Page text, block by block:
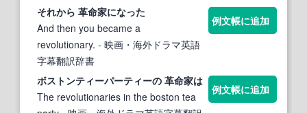
それから 革命家になった
And then you became a
revolutionary. - 映画・海外ドラマ英語
字幕翻訳辞書
例文帳に追加
ボストンティーパーティーの 革命家は
The revolutionaries in the boston tea
例文帳に追加